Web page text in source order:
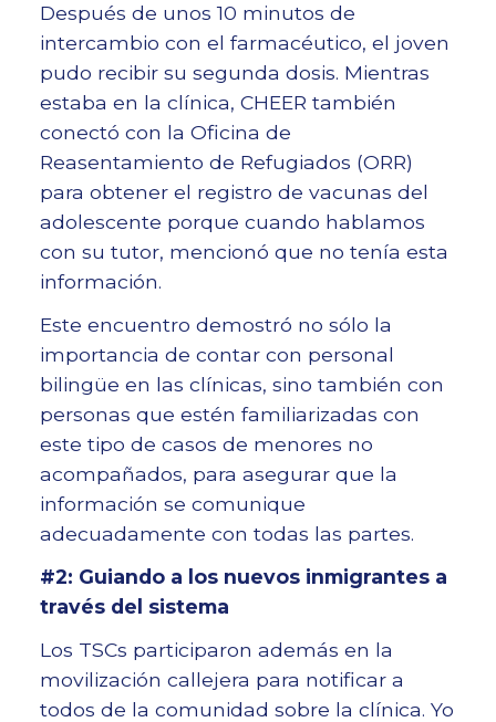
Después de unos 10 minutos de
intercambio con el farmacéutico, el joven
pudo recibir su segunda dosis. Mientras
estaba en la clínica, CHEER también
conectó con la Oficina de
Reasentamiento de Refugiados (ORR)
para obtener el registro de vacunas del
adolescente porque cuando hablamos
con su tutor, mencionó que no tenía esta
información.
Este encuentro demostró no sólo la
importancia de contar con personal
bilingüe en las clínicas, sino también con
personas que estén familiarizadas con
este tipo de casos de menores no
acompañados, para asegurar que la
información se comunique
adecuadamente con todas las partes.
#2: Guiando a los nuevos inmigrantes a
través del sistema
Los TSCs participaron además en la
movilización callejera para notificar a
todos de la comunidad sobre la clínica. Yo